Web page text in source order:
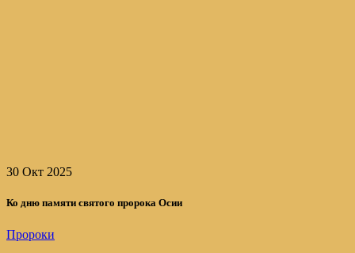
30 Окт 2025
Ко дню памяти святого пророка Осии
Пророки